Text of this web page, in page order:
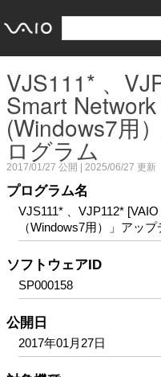
VJS111* 、
Smart
(Windows7用
ログラム
2017/01/27 公開 | 2025/06/27 更新
プログラム名
VJS111* 、VJP112*
（Windows7用）」アッ
ソフトウェアID
SP000158
公開日
2017年01月27日